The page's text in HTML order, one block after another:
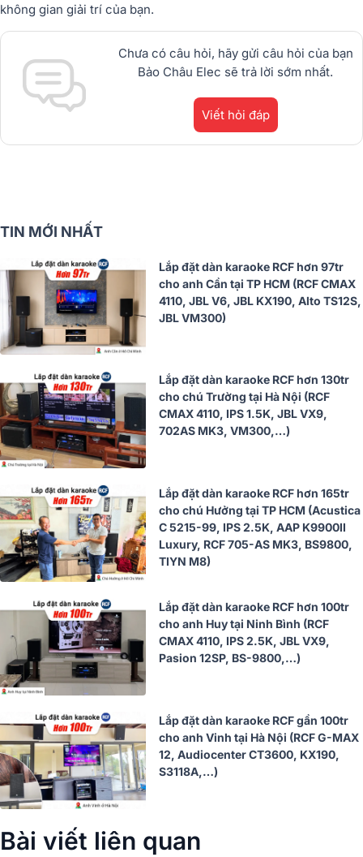
không gian giải trí của bạn.
Chưa có câu hỏi, hãy gửi câu hỏi của bạn
Bảo Châu Elec sẽ trả lời sớm nhất.
Viết hỏi đáp
TIN MỚI NHẤT
Lắp đặt dàn karaoke RCF hơn 97tr
cho anh Cần tại TP HCM (RCF CMAX
4110, JBL V6, JBL KX190, Alto TS12S,
JBL VM300)
Lắp đặt dàn karaoke RCF hơn 130tr
cho chú Trường tại Hà Nội (RCF
CMAX 4110, IPS 1.5K, JBL VX9,
702AS MK3, VM300,…)
Lắp đặt dàn karaoke RCF hơn 165tr
cho chú Hưởng tại TP HCM (Acustica
C 5215-99, IPS 2.5K, AAP K9900II
Luxury, RCF 705-AS MK3, BS9800,
TIYN M8)
Lắp đặt dàn karaoke RCF hơn 100tr
cho anh Huy tại Ninh Bình (RCF
CMAX 4110, IPS 2.5K, JBL VX9,
Pasion 12SP, BS-9800,…)
Lắp đặt dàn karaoke RCF gần 100tr
cho anh Vinh tại Hà Nội (RCF G-MAX
12, Audiocenter CT3600, KX190,
S3118A,…)
Bài viết liên quan